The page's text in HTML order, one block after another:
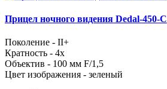
Прицел ночного видения Dedal-450-C
Поколение - II+
Кратность - 4x
Объектив - 100 мм F/1,5
Цвет изображения - зеленый